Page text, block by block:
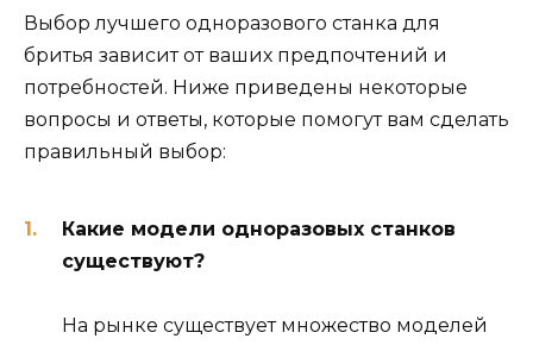
Выбор лучшего одноразового станка для
бритья зависит от ваших предпочтений и
потребностей. Ниже приведены некоторые
вопросы и ответы, которые помогут вам сделать
правильный выбор:
Какие модели одноразовых станков
существуют?
На рынке существует множество моделей